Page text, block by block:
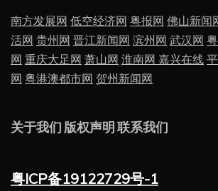
南方发展网 低空经济网 粤报网 佛山新闻
活网 贵州网 晋江新闻网 滨州网 武汉网
网 重庆大足网 萧山网 淮南网 嘉兴在线
网 粤港澳都市网 贺州新闻网
关于我们 版权声明 联系我们
粤ICP备19122729号-1